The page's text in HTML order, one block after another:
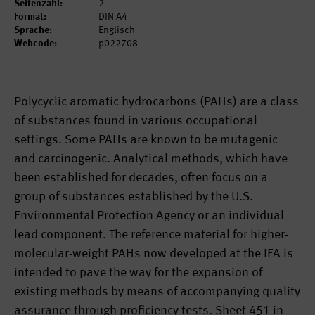
Seitenzahl:
2
Format:
DIN A4
Sprache:
Englisch
Webcode:
p022708
Polycyclic aromatic hydrocarbons (PAHs) are a class
of substances found in various occupational
settings. Some PAHs are known to be mutagenic
and carcinogenic. Analytical methods, which have
been established for decades, often focus on a
group of substances established by the U.S.
Environmental Protection Agency or an individual
lead component. The reference material for higher-
molecular-weight PAHs now developed at the IFA is
intended to pave the way for the expansion of
existing methods by means of accompanying quality
assurance through proficiency tests. Sheet 451 in